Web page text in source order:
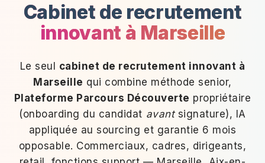
Cabinet de recrutement
innovant à Marseille
Le seul cabinet de recrutement innovant à
Marseille qui combine méthode senior,
Plateforme Parcours Découverte propriétaire
(onboarding du candidat avantsignature), IA
appliquée au sourcing et garantie 6 mois
opposable. Commerciaux, cadres, dirigeants,